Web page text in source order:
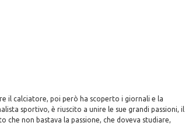
il calciatore, poi però ha scoperto i giornali e la
sportivo, è riuscito a unire le sue grandi passioni, il
che non bastava la passione, che doveva studiare,